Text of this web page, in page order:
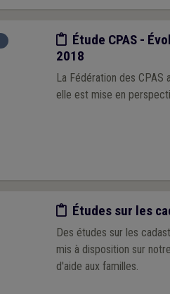
Etude/chiffres
Étude CPAS -
2018
La Fédération des CPAS
elle est mise en
Etude/chiffres
Études sur les
Des études sur les cadastres ont
mis à disposition sur
d'aide aux familles.